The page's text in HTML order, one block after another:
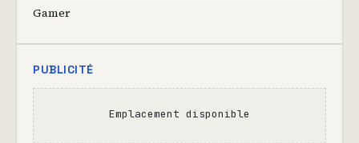
Gamer
PUBLICITÉ
Emplacement disponible